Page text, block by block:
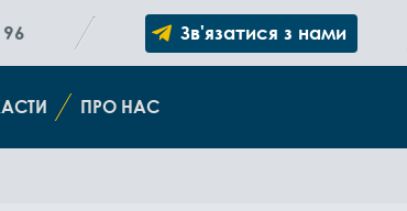
Зв'язатися з нами
ПРО НАС